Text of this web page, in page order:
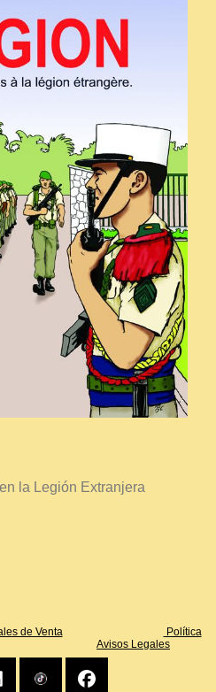
la Legión Extranjera
de Venta
Política
Avisos Legales